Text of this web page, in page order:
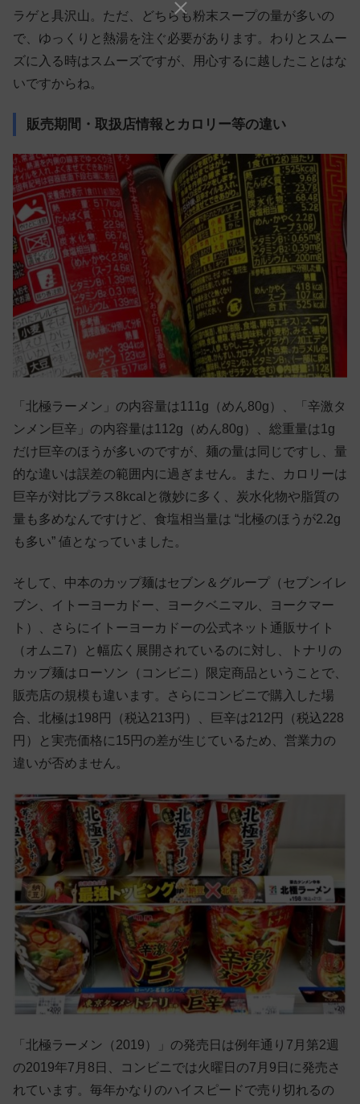
ラゲと具沢山。ただ、どちらも粉末スープの量が多いの
で、ゆっくりと熱湯を注ぐ必要があります。わりとスムー
ズに入る時はスムーズですが、用心するに越したことはな
いですからね。
販売期間・取扱店情報とカロリー等の違い
「北極ラーメン」の内容量は111g（めん80g）、「辛激タ
ンメン巨辛」の内容量は112g（めん80g）、総重量は1g
だけ巨辛のほうが多いのですが、麺の量は同じですし、量
的な違いは誤差の範囲内に過ぎません。また、カロリーは
巨辛が対比プラス8kcalと微妙に多く、炭水化物や脂質の
量も多めなんですけど、食塩相当量は “北極のほうが2.2g
も多い” 値となっていました。
そして、中本のカップ麺はセブン＆グループ（セブンイレ
ブン、イトーヨーカドー、ヨークベニマル、ヨークマー
ト）、さらにイトーヨーカドーの公式ネット通販サイト
（オムニ7）と幅広く展開されているのに対し、トナリの
カップ麺はローソン（コンビニ）限定商品ということで、
販売店の規模も違います。さらにコンビニで購入した場
合、北極は198円（税込213円）、巨辛は212円（税込228
円）と実売価格に15円の差が生じているため、営業力の
違いが否めません。
「北極ラーメン（2019）」の発売日は例年通り7月第2週
の2019年7月8日、コンビニでは火曜日の7月9日に発売さ
れています。毎年かなりのハイスピードで売り切れるの